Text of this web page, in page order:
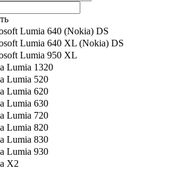
Lumia 640 (Nokia) DS
Lumia 640 XL (Nokia) DS
Lumia 950 XL
Lumia 1320
Lumia 520
Lumia 620
Lumia 630
Lumia 720
Lumia 820
Lumia 830
Lumia 930
X2